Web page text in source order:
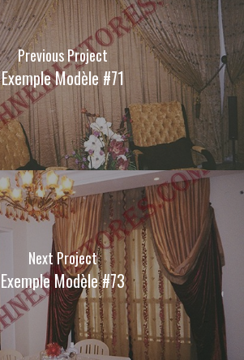
Previous Project
Exemple Modèle #71
Next Project
Exemple Modèle #73